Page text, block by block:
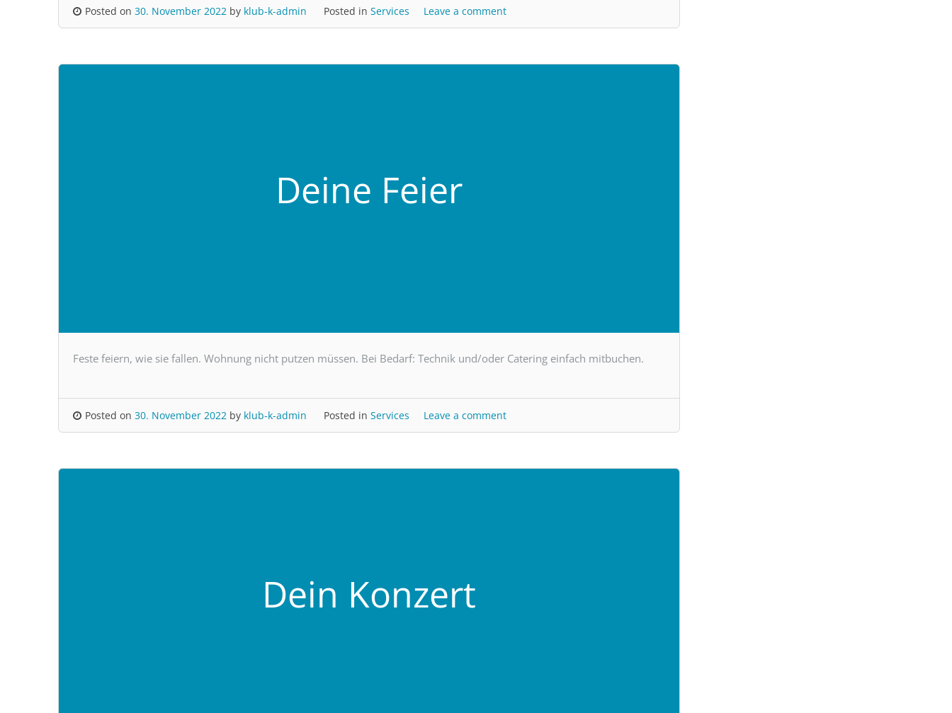
Posted on 30. November 2022 by klub-k-admin Posted in Services Leave a comment
Deine Feier
Feste feiern, wie sie fallen. Wohnung nicht putzen müssen. Bei Bedarf: Technik und/oder Catering einfach mitbuchen.
Posted on 30. November 2022 by klub-k-admin Posted in Services Leave a comment
Dein Konzert